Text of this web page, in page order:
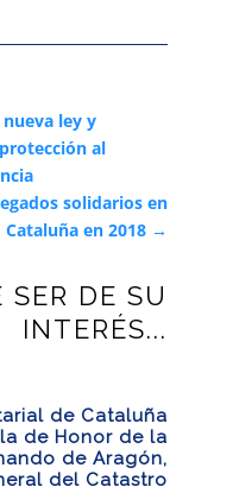
ley y
al
solidarios en
Cataluña en 2018 →
SER DE SU
INTERÉS...
de Cataluña
de Honor de la
de Aragón,
del Catastro